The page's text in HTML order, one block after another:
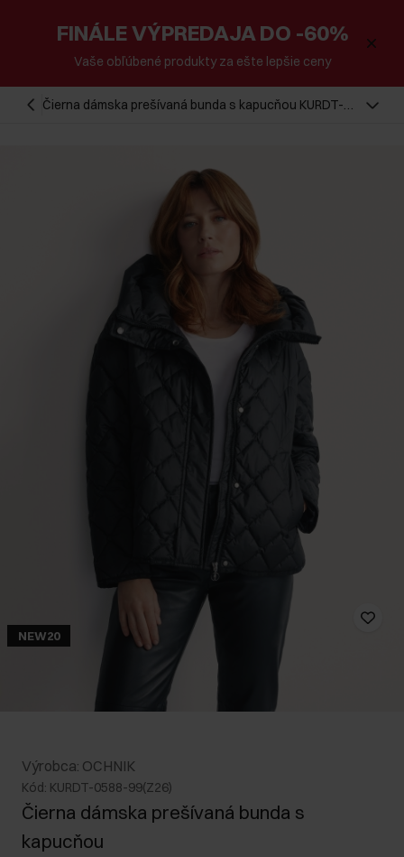
FINÁLE VÝPREDAJA DO -60%
Vaše obľúbené produkty za ešte lepšie ceny
Čierna dámska prešívaná bunda s kapucňou KURDT-
NEW20
Výrobca: OCHNIK
Kód: KURDT-0588-99(Z26)
Čierna dámska prešívaná bunda s
kapucňou